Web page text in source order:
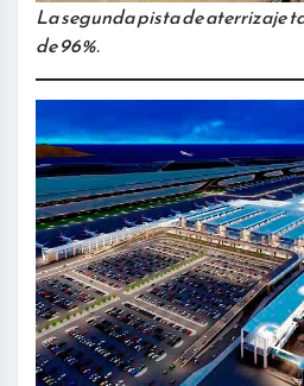
La segunda pista de aterrizaje
de 96%.